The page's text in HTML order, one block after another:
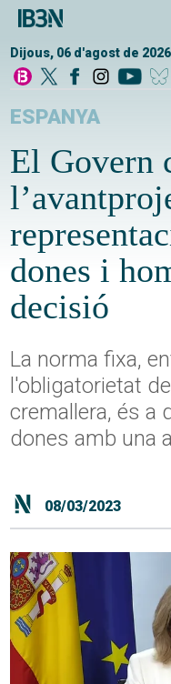
Dijous, 06 d'agost de 2026
ESPANYA
El Govern
dones i
decisió
La norma fixa,
l'obligatorietat
cremallera, és a
dones amb una
08/03/2023